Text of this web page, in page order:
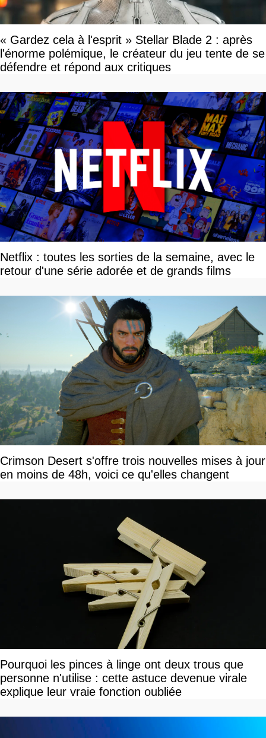
« Gardez cela à l'esprit » Stellar Blade 2 : après
l'énorme polémique, le créateur du jeu tente de se
défendre et répond aux critiques
Netflix : toutes les sorties de la semaine, avec le
retour d'une série adorée et de grands films
Crimson Desert s'offre trois nouvelles mises à jour
en moins de 48h, voici ce qu'elles changent
Pourquoi les pinces à linge ont deux trous que
personne n'utilise : cette astuce devenue virale
explique leur vraie fonction oubliée